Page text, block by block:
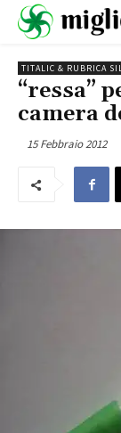
TITALIC & RUBRICA
“ressa”
camera
15 Febbraio 2012